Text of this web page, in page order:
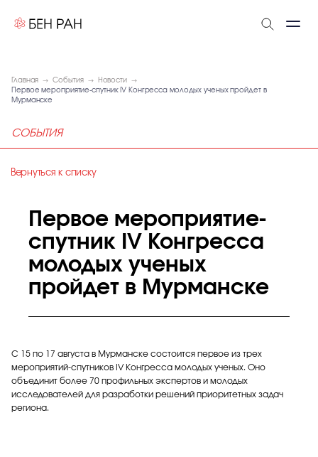
Главная События
Новости
Первое мероприятие-спутник IV Конгресса молодых ученых пройдет в
Мурманске
СОБЫТИЯ
Вернуться к списку
Первое мероприятие-
спутник IV Конгресса
молодых ученых
пройдет в Мурманске
С 15 по 17 августа в Мурманске состоится первое из трех
мероприятий-спутников IV Конгресса молодых ученых. Оно
объединит более 70 профильных экспертов и молодых
исследователей для разработки решений приоритетных задач
региона.